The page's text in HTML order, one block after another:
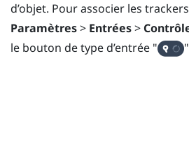
d’objet. Pour associer les
Paramètres> Entrées>
le bouton de type d’entrée "‍